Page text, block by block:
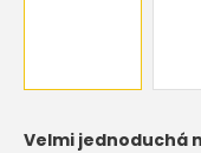
Velmi jednoduchá